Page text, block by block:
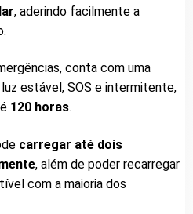
, aderindo facilmente a
conta com uma
luz estável, SOS e intermitente,
120 horas.
carregar até dois
, além de poder recarregar
com a maioria dos